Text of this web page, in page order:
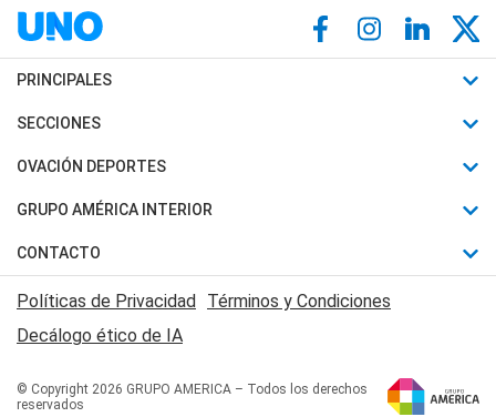
PRINCIPALES
Últimas Noticias
Política
Judiciales
Economia
SECCIONES
Horóscopo
Motores
Trucos caseros
Series y Películas
Edictos y Solicitadas
OVACIÓN DEPORTES
Fútbol
Mundial
Automovilismo
Rugby
Básquet
GRUPO AMÉRICA INTERIOR
Canal 7 en Vivo
San Juan 8
CONTACTO
Acerca de Nosotros
Contactanos
Políticas de Privacidad Términos y Condiciones
Decálogo ético de IA
© Copyright 2026 GRUPO AMERICA – Todos los derechos
reservados